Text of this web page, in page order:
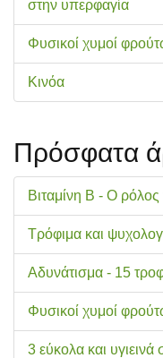
στην υπερφαγία
Φυσικοί χυμοί
Κινόα
Πρόσφατα
Βιταμίνη Β - Ο ρόλος
Τρόφιμα και
Αδυνάτισμα - 15
Φυσικοί χυμοί
3 εύκολα και υγιεινά